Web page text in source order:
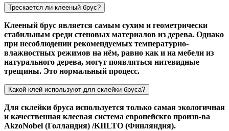
Трескается ли клееный брус?
Клееный брус является самым сухим и геометрически
стабильным среди стеновых материалов из дерева. Однако
при несоблюдении рекомендуемых температурно-
влажностных режимов на нём, равно как и на мебели из
натурального дерева, могут появляться нитевидные
трещины. Это нормальный процесс.
Какой клей используют для склейки бруса?
Для склейки бруса используется только самая экологичная
и качественная клеевая система европейскго произв-ва
AkzoNobel (Голландия) /KIILTO (Финляндия).